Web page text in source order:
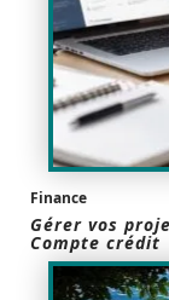
Finance
Gérer vos
Compte crédit